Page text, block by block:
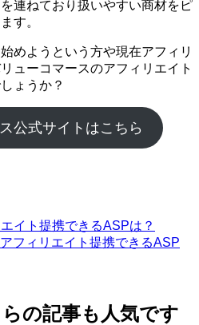
連ねており扱いやすい商材をピ
す。
めようという方や現在アフィリ
ューコマースのアフィリエイト
ょうか？
公式サイトはこちら
イト提携できるASPは？
フィリエイト提携できるASP